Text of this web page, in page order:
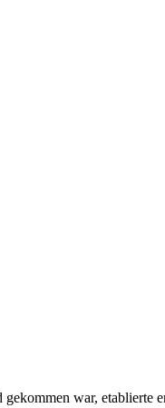
war, etablierte